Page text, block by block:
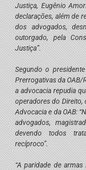
Justiça, Eugênio
declarações, além de
dos advogados,
outorgado, pela
Justiça”.
Segundo o
Prerrogativas da OAB/
a advocacia repudia
operadores do Direito,
Advocacia e da OAB:
advogados,
devendo todos
recíproco”.
“A paridade de